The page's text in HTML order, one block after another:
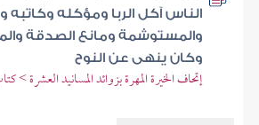
الناس آكل الربا ومؤكله
والمستوشمة ومانع الصدقة
وكان ينهى عن النوح
إتحاف الخيرة المهرة بزوائد المسانيد العشرة >